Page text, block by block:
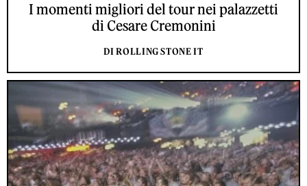
I momenti migliori del tour nei palazzetti
di Cesare Cremonini
DI ROLLING STONE IT